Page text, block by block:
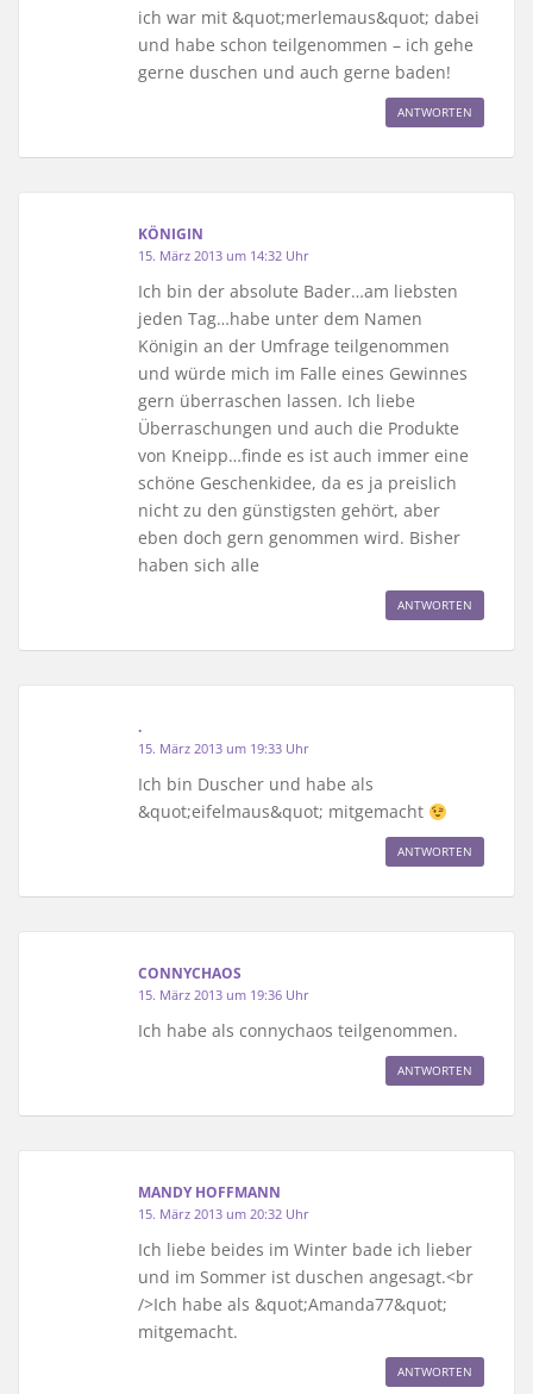
ich war mit &quot;merlemaus&quot; dabei
und habe schon teilgenommen – ich gehe
gerne duschen und auch gerne baden!
ANTWORTEN
KÖNIGIN
15. März 2013 um 14:32 Uhr
Ich bin der absolute Bader…am liebsten
jeden Tag…habe unter dem Namen
Königin an der Umfrage teilgenommen
und würde mich im Falle eines Gewinnes
gern überraschen lassen. Ich liebe
Überraschungen und auch die Produkte
von Kneipp…finde es ist auch immer eine
schöne Geschenkidee, da es ja preislich
nicht zu den günstigsten gehört, aber
eben doch gern genommen wird. Bisher
haben sich alle
ANTWORTEN
.
15. März 2013 um 19:33 Uhr
Ich bin Duscher und habe als
&quot;eifelmaus&quot; mitgemacht
ANTWORTEN
CONNYCHAOS
15. März 2013 um 19:36 Uhr
Ich habe als connychaos teilgenommen.
ANTWORTEN
MANDY HOFFMANN
15. März 2013 um 20:32 Uhr
Ich liebe beides im Winter bade ich lieber
und im Sommer ist duschen angesagt.<br
/>Ich habe als &quot;Amanda77&quot;
mitgemacht.
ANTWORTEN